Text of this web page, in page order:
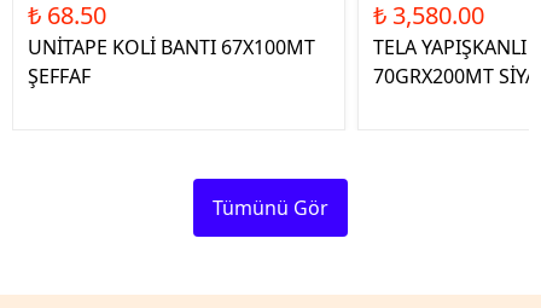
₺ 68.50
UNİTAPE KOLİ BANTI 67X100MT
ŞEFFAF
₺ 3,580.00
TELA YAPIŞKANLI
70GRX200MT
Tümünü Gör